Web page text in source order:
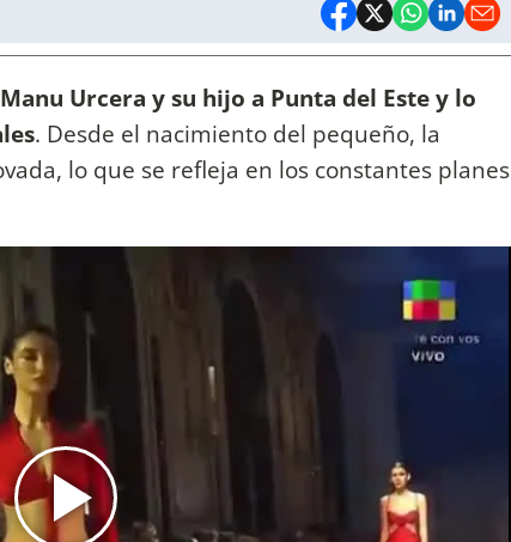
Urcera y su hijo a Punta del Este y lo
. Desde el nacimiento del pequeño, la
lo que se refleja en los constantes planes